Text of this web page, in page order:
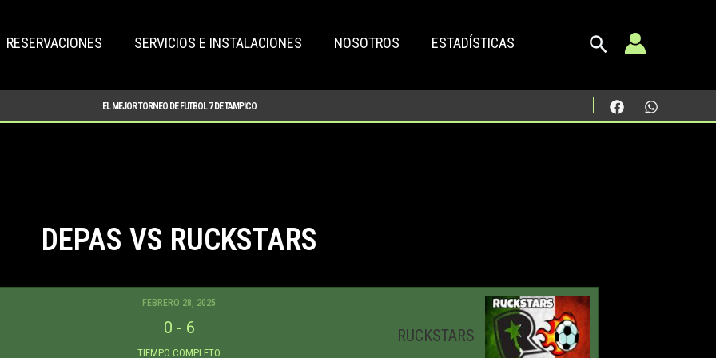
RESERVACIONES SERVICIOS E INSTALACIONES NOSOTROS ESTADÍSTICAS
EL MEJOR TORNEO DE FUTBOL 7 DE TAMPICO
DEPAS VS RUCKSTARS
RUCKSTARS
FEBRERO 28, 2025
0 - 6
TIEMPO COMPLETO